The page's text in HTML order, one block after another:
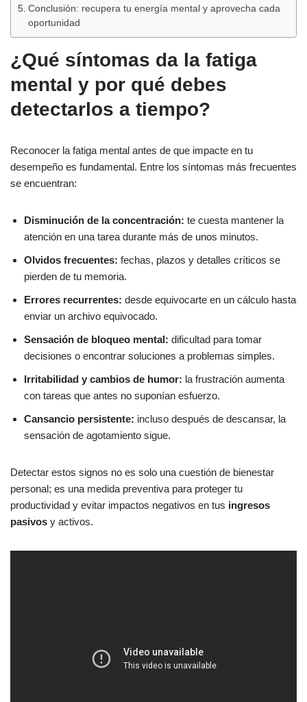
Conclusión: recupera tu energía mental y aprovecha cada
oportunidad
¿Qué síntomas da la fatiga
mental y por qué debes
detectarlos a tiempo?
Reconocer la fatiga mental antes de que impacte en tu
desempeño es fundamental. Entre los síntomas más frecuentes
se encuentran:
Disminución de la concentración: te cuesta mantener la
atención en una tarea durante más de unos minutos.
Olvidos frecuentes: fechas, plazos y detalles críticos se
pierden de tu memoria.
Errores recurrentes: desde equivocarte en un cálculo hasta
enviar un archivo equivocado.
Sensación de bloqueo mental: dificultad para tomar
decisiones o encontrar soluciones a problemas simples.
Irritabilidad y cambios de humor: la frustración aumenta
con tareas que antes no suponían esfuerzo.
Cansancio persistente: incluso después de descansar, la
sensación de agotamiento sigue.
Detectar estos signos no es solo una cuestión de bienestar
personal; es una medida preventiva para proteger tu
productividad y evitar impactos negativos en tus ingresos
pasivos y activos.